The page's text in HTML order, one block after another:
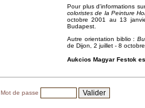
Pour plus d'informations
coloristes de la Peinture
octobre 2001 au 13
Budapest.
Autre orientation biblio :
de Dijon, 2 juillet - 8
Aukcios Magyar Festok
Mot de passe